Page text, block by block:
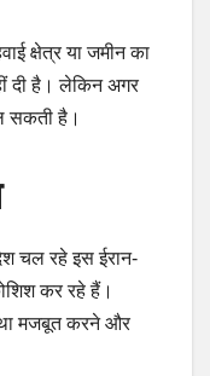
क्षेत्र या जमीन का
दी है। लेकिन अगर
सकती है।
चल रहे इस ईरान-
कर रहे हैं।
मजबूत करने और